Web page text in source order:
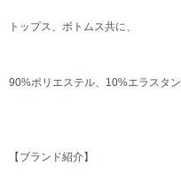
トップス、ボトムス共に、
90%ポリエステル、10%エラスタン
【ブランド紹介】